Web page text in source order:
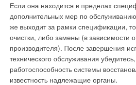
Если она находится в пределах
дополнительных мер по
же выходит за рамки спецификации,
очистки, либо замены (в зависимости
производителя). После завершения
технического обслуживания
работоспособность системы
известность надлежащие органы.